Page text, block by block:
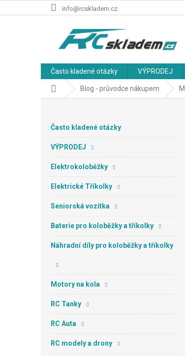
na
info@rcskladem.cz
Často kladené otázky VÝPRODEJ
Domů Blog - průvodce nákupem
Často kladené otázky
VÝPRODEJ
Elektrokoloběžky
Elektrické Tříkolky
Seniorská vozítka
Baterie pro koloběžky a tříkolky
Náhradní díly pro koloběžky a tříkolky
Motory na kola
RC Tanky
RC Auta
RC modely a drony